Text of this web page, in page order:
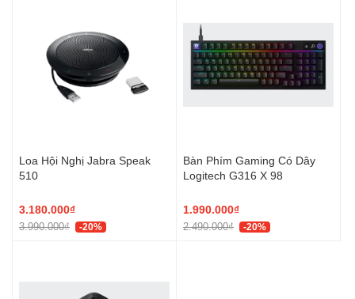
Loa Hội Nghị Jabra Speak
510
3.180.000₫
3.990.000₫ -20%
Bàn Phím Gaming Có Dây
Logitech G316 X 98
1.990.000₫
2.490.000₫ -20%